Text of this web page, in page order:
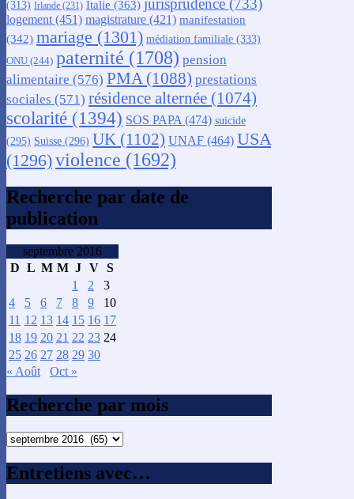
(313) Irlande (231) Italie (363)
logement (451) magistrature (421) manifestation
(342) mariage (1301) médiation familiale (333)
ONU (244) paternité (1708) pension
alimentaire (576) PMA (1088) prestations
sociales (571) résidence alternée (1074)
scolarité (1394) SOS PAPA (474) suicide
(295) Suisse (296) UK (1102) UNAF (464) USA
(1296)violence (1692)
Recherche par date de
publication
septembre 2016
D L M M J V S
1
2
3
4
5 6 7 8 9
10
11 12 13 14 15 16 17
18 19 20 21 22 23 24
25 26 27 28 29 30
« Août
Oct »
Recherche par mois
Recherche
mois
Entretiens avec…